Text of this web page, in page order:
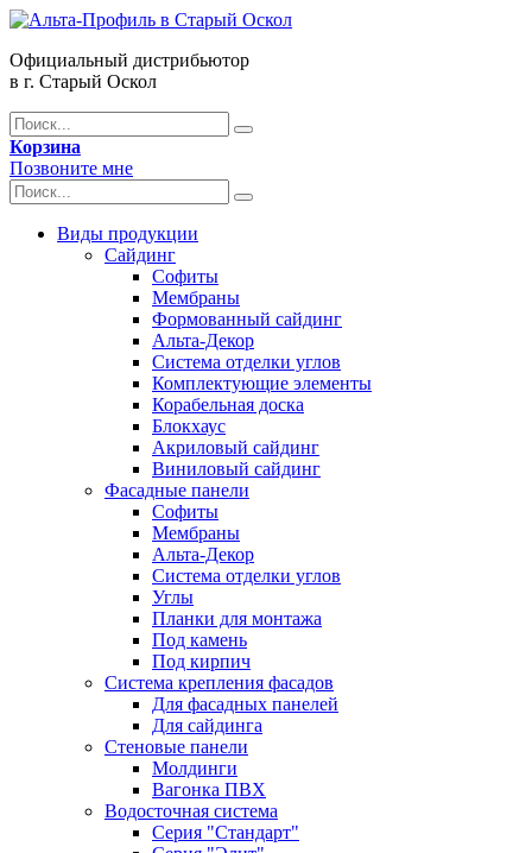
Официальный дистрибьютор
в г. Старый Оскол
Корзина
Позвоните мне
Виды продукции
Сайдинг
Софиты
Мембраны
Формованный сайдинг
Альта-Декор
Система отделки углов
Комплектующие элементы
Корабельная доска
Блокхаус
Акриловый сайдинг
Виниловый сайдинг
Фасадные панели
Софиты
Мембраны
Альта-Декор
Система отделки углов
Углы
Планки для монтажа
Под камень
Под кирпич
Система крепления фасадов
Для фасадных панелей
Для сайдинга
Стеновые панели
Молдинги
Вагонка ПВХ
Водосточная система
Серия "Стандарт"